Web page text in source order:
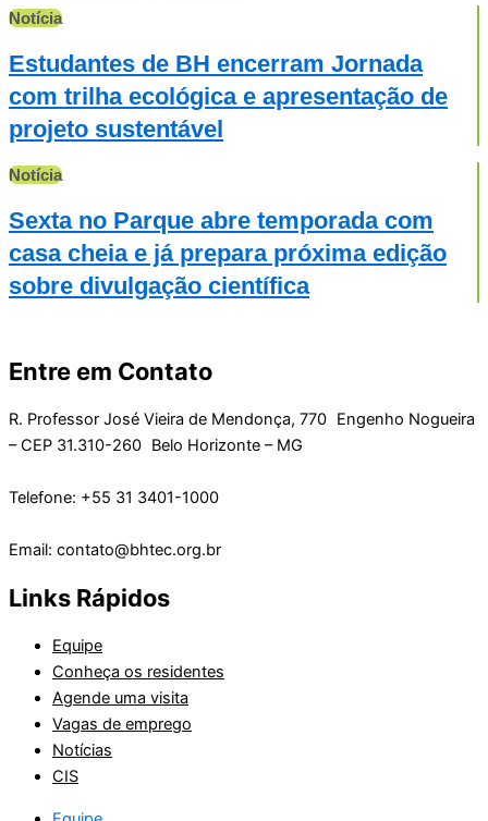
Notícia
Estudantes de BH encerram Jornada
com trilha ecológica e apresentação de
projeto sustentável
Notícia
Sexta no Parque abre temporada com
casa cheia e já prepara próxima edição
sobre divulgação científica
Entre em Contato
R. Professor José Vieira de Mendonça, 770 Engenho Nogueira
– CEP 31.310-260 Belo Horizonte – MG
Telefone: +55 31 3401-1000
Email: contato@bhtec.org.br
Links Rápidos
Equipe
Conheça os residentes
Agende uma visita
Vagas de emprego
Notícias
CIS